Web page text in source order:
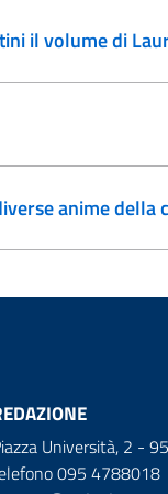
il volume di
anime della
Università, 2 -
095 4788018